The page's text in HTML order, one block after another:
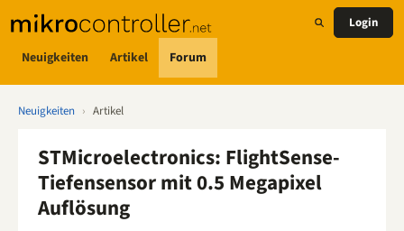
Neuigkeiten Artikel Forum
Login
Neuigkeiten › Artikel
STMicroelectronics: FlightSense-
Tiefensensor mit 0.5 Megapixel
Auflösung